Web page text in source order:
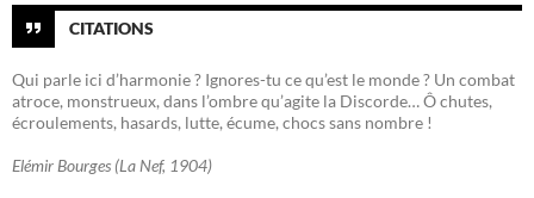
CITATIONS
Qui parle ici d’harmonie ? Ignores-tu ce qu’est le monde ? Un combat
atroce, monstrueux, dans l’ombre qu’agite la Discorde… Ô chutes,
écroulements, hasards, lutte, écume, chocs sans nombre !
Elémir Bourges (La Nef, 1904)